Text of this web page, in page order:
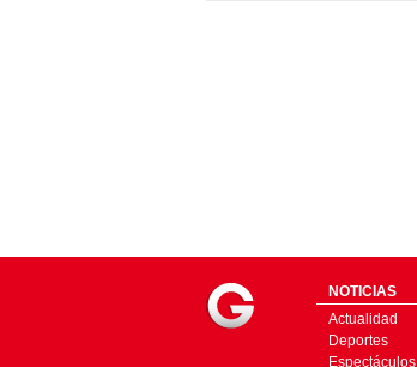
NOTICIAS
Actualidad
Deportes
Espectáculos